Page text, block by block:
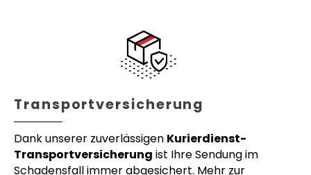
Transportversicherung
Dank unserer zuverlässigen Kurierdienst-
Transportversicherung ist Ihre Sendung im
Schadensfall immer abgesichert. Mehr zur